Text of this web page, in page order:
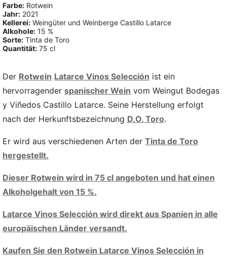
Farbe: Rotwein
Jahr: 2021
Kellerei: Weingüter und Weinberge Castillo Latarce
Alkohole: 15 %
Sorte: Tinta de Toro
Quantität: 75 cl
Der Rotwein Latarce Vinos Selección ist ein
hervorragender spanischer Wein vom Weingut Bodegas
y Viñedos Castillo Latarce. Seine Herstellung erfolgt
nach der Herkunftsbezeichnung D.O. Toro.
Er wird aus verschiedenen Arten der Tinta de Toro
hergestellt.
Dieser Rotwein wird in 75 cl angeboten und hat einen
Alkoholgehalt von 15 %.
Latarce Vinos Selección wird direkt aus Spanien in alle
europäischen Länder versandt.
Kaufen Sie den Rotwein Latarce Vinos Selección in